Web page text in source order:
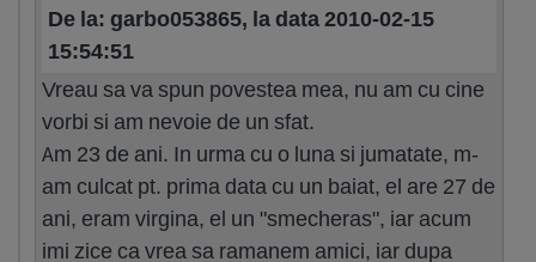
De la: garbo053865, la data 2010-02-15
15:54:51
Vreau sa va spun povestea mea, nu am cu cine
vorbi si am nevoie de un sfat.
Am 23 de ani. In urma cu o luna si jumatate, m-
am culcat pt. prima data cu un baiat, el are 27 de
ani, eram virgina, el un "smecheras", iar acum
imi zice ca vrea sa ramanem amici, iar dupa